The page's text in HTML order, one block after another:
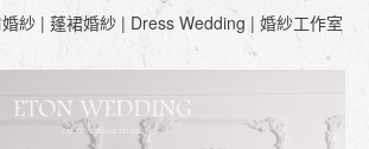
紗 | 蓬裙婚紗 | Dress Wedding | 婚紗工作室